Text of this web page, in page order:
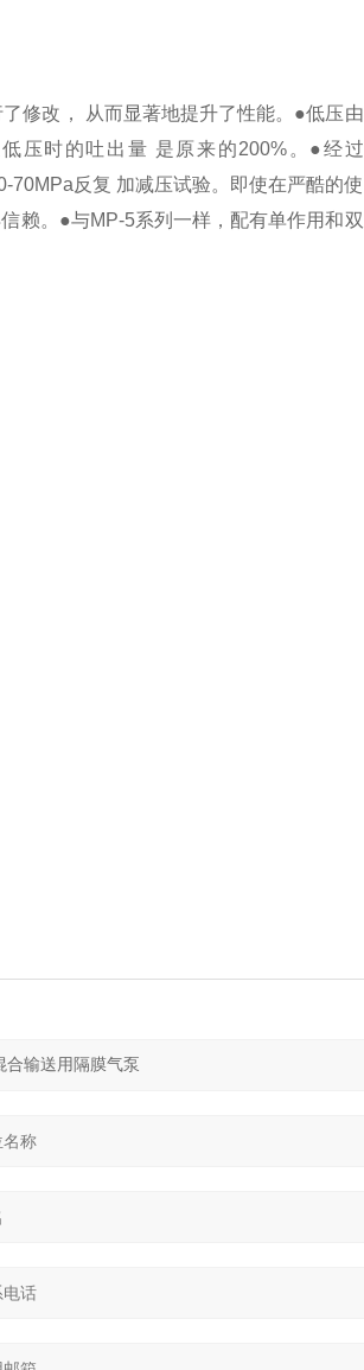
修改， 从而显著地提升了性能。●低压由
压时的吐出量 是原来的200%。●经过
70MPa反复 加减压试验。即使在严酷的使
赖。●与MP-5系列一样，配有单作用和双